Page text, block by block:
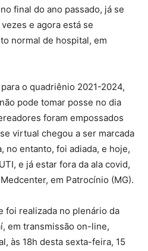
final do ano passado, já se
e agora está se
normal de hospital, em
o quadriênio 2021-2024,
pode tomar posse no dia
foram empossados
virtual chegou a ser marcada
no entanto, foi adiada, e hoje,
e já estar fora da ala covid,
em Patrocínio (MG).
foi realizada no plenário da
em transmissão on-line,
às 18h desta sexta-feira, 15